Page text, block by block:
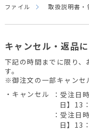
ファイル 取扱説明書・
キャンセル・返品
下記の時間までに限り
す。
※御注文の一部キャンセ
・キャンセル
：受注日
日】13
：受注日
日】13